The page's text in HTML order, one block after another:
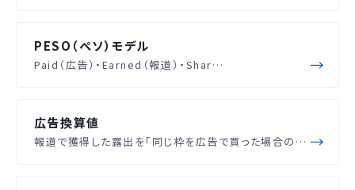
PESO（ペソ）モデル
Paid（広告）・Earned（報道）・Shar…
広告換算値
報道で獲得した露出を「同じ枠を広告で買った場合の…